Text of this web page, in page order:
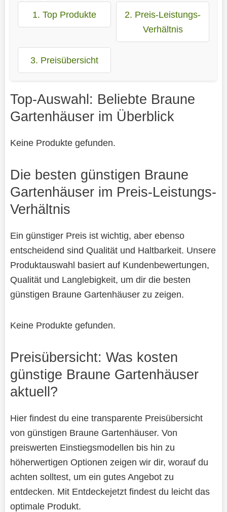
1. Top Produkte
2. Preis-Leistungs-
Verhältnis
3. Preisübersicht
Top-Auswahl: Beliebte Braune
Gartenhäuser im Überblick
Keine Produkte gefunden.
Die besten günstigen Braune
Gartenhäuser im Preis-Leistungs-
Verhältnis
Ein günstiger Preis ist wichtig, aber ebenso
entscheidend sind Qualität und Haltbarkeit. Unsere
Produktauswahl basiert auf Kundenbewertungen,
Qualität und Langlebigkeit, um dir die besten
günstigen Braune Gartenhäuser zu zeigen.
Keine Produkte gefunden.
Preisübersicht: Was kosten
günstige Braune Gartenhäuser
aktuell?
Hier findest du eine transparente Preisübersicht
von günstigen Braune Gartenhäuser. Von
preiswerten Einstiegsmodellen bis hin zu
höherwertigen Optionen zeigen wir dir, worauf du
achten solltest, um ein gutes Angebot zu
entdecken. Mit Entdeckejetzt findest du leicht das
optimale Produkt.